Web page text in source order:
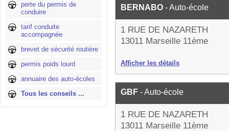
perte du permis de
conduire
tarif conduite
accompagnée
brevet de sécurité routière
permis poids lourd
annuaire des auto-écoles
Tous les conseils ...
BERNABO - Auto-école
1 RUE DE NAZARETH
13011 Marseille 11ème
Afficher les détails
GBF - Auto-école
1 RUE DE NAZARETH
13011 Marseille 11ème